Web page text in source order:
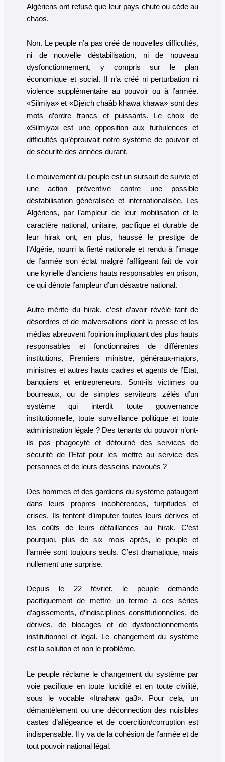
Algériens ont refusé que leur pays chute ou cède au
chaos.
Non. Le peuple n’a pas créé de nouvelles difficultés,
ni de nouvelle déstabilisation, ni de nouveau
dysfonctionnement, y compris sur le plan
économique et social. Il n’a créé ni perturbation ni
violence supplémentaire au pouvoir ou à l’armée.
«Silmiya» et «Djeïch chaâb khawa khawa» sont des
mots d’ordre francs et puissants. Le choix de
«Silmiya» est une opposition aux turbulences et
difficultés qu’éprouvait notre système de pouvoir et
de sécurité des années durant.
Le mouvement du peuple est un sursaut de survie et
une action préventive contre une possible
déstabilisation généralisée et internationalisée. Les
Algériens, par l’ampleur de leur mobilisation et le
caractère national, unitaire, pacifique et durable de
leur hirak ont, en plus, haussé le prestige de
l’Algérie, nourri la fierté nationale et rendu à l’image
de l’armée son éclat malgré l’affligeant fait de voir
une kyrielle d’anciens hauts responsables en prison,
ce qui dénote l’ampleur d’un désastre national.
Autre mérite du hirak, c’est d’avoir révélé tant de
désordres et de malversations dont la presse et les
médias abreuvent l’opinion impliquant des plus hauts
responsables et fonctionnaires de différentes
institutions, Premiers ministre, généraux-majors,
ministres et autres hauts cadres et agents de l’Etat,
banquiers et entrepreneurs. Sont-ils victimes ou
bourreaux, ou de simples serviteurs zélés d’un
système qui interdit toute gouvernance
institutionnelle, toute surveillance politique et toute
administration légale ? Des tenants du pouvoir n’ont-
ils pas phagocyté et détourné des services de
sécurité de l’Etat pour les mettre au service des
personnes et de leurs desseins inavoués ?
Des hommes et des gardiens du système pataugent
dans leurs propres incohérences, turpitudes et
crises. Ils tentent d’imputer toutes leurs dérives et
les coûts de leurs défaillances au hirak. C’est
pourquoi, plus de six mois après, le peuple et
l’armée sont toujours seuls. C’est dramatique, mais
nullement une surprise.
Depuis le 22 février, le peuple demande
pacifiquement de mettre un terme à ces séries
d’agissements, d’indisciplines constitutionnelles, de
dérives, de blocages et de dysfonctionnements
institutionnel et légal. Le changement du système
est la solution et non le problème.
Le peuple réclame le changement du système par
voie pacifique en toute lucidité et en toute civilité,
sous le vocable «Itnahaw ga3». Pour cela, un
démantèlement ou une déconnection des nuisibles
castes d’allégeance et de coercition/corruption est
indispensable. Il y va de la cohésion de l’armée et de
tout pouvoir national légal.